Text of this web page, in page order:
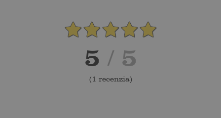
5 / 5
(1 recenzia)